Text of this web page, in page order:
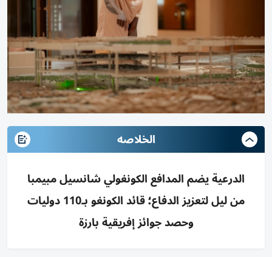
الخلاصه
الدرعية يضم المدافع الكونغولي شانسيل مبيمبا
من ليل لتعزيز الدفاع؛ قائد الكونغو بـ110 دوليات
وحصد جوائز إفريقية بارزة